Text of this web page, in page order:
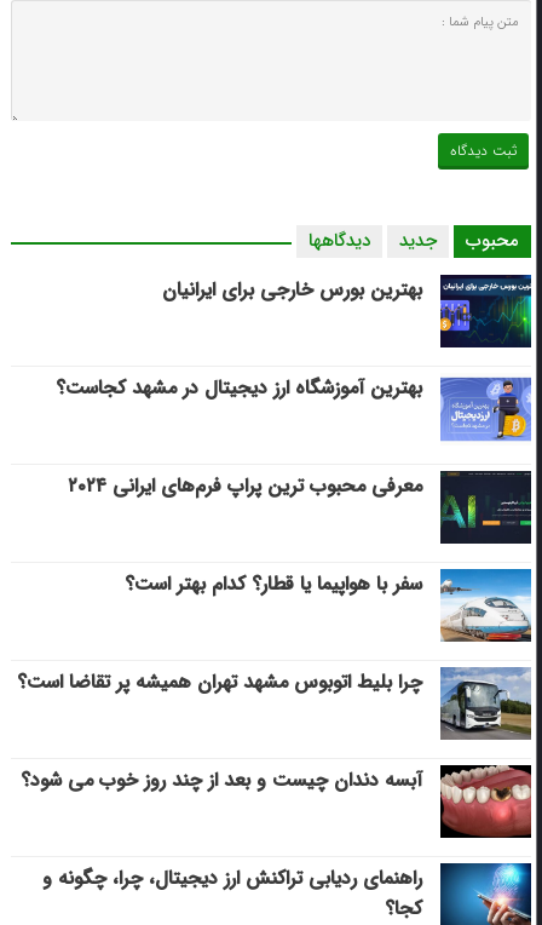
محبوب جدید دیدگاهها
بهترین بورس خارجی برای ایرانیان
بهترین آموزشگاه ارز دیجیتال در مشهد کجاست؟
معرفی محبوب ترین پراپ فرم‌های ایرانی ۲۰۲۴
سفر با هواپیما یا قطار؟ کدام بهتر است؟
چرا بلیط اتوبوس مشهد تهران همیشه پر تقاضا است؟
آبسه دندان چیست و بعد از چند روز خوب می‌ شود؟
راهنمای ردیابی تراکنش ارز دیجیتال، چرا، چگونه و
کجا؟